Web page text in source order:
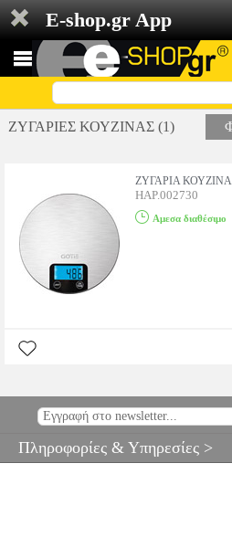
E-shop.gr App
ΖΥΓΑΡΙΕΣ ΚΟΥΖΙΝΑΣ (1)
ΖΥΓΑΡΙΑ
HAP.002730
Αμεσα διαθέσιμο
Πληροφορίες & Υπηρεσίες >